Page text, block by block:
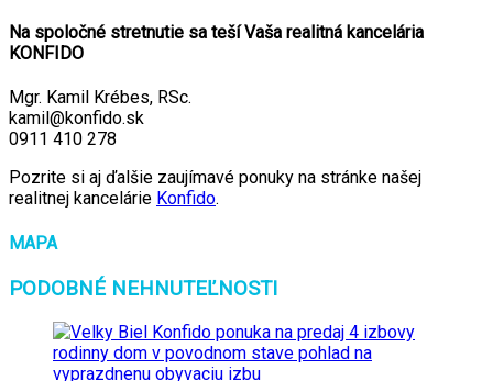
Na spoločné stretnutie sa teší Vaša realitná kancelária
KONFIDO
Mgr. Kamil Krébes, RSc.
kamil@konfido.sk
0911 410 278
Pozrite si aj ďalšie zaujímavé ponuky na stránke našej
realitnej kancelárie Konfido.
MAPA
PODOBNÉ NEHNUTEĽNOSTI